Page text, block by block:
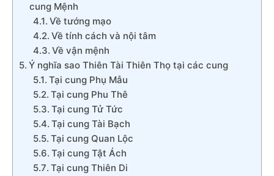
cung Mệnh
Về tướng mạo
Về tính cách và nội tâm
Về vận mệnh
Ý nghĩa sao Thiên Tài Thiên Thọ tại các cung
Tại cung Phụ Mẫu
Tại cung Phu Thê
Tại cung Tử Tức
Tại cung Tài Bạch
Tại cung Quan Lộc
Tại cung Tật Ách
Tại cung Thiên Di